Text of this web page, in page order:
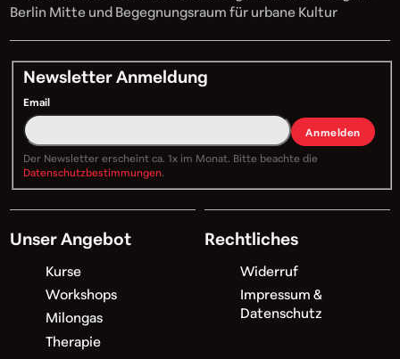
Berlin Mitte und Begegnungsraum für urbane Kultur
Newsletter Anmeldung
Email
Anmelden
Der Newsletter erscheint ca. 1x im Monat. Bitte beachte die
Datenschutzbestimmungen.
Unser Angebot
Kurse
Workshops
Milongas
Therapie
Rechtliches
Widerruf
Impressum &
Datenschutz